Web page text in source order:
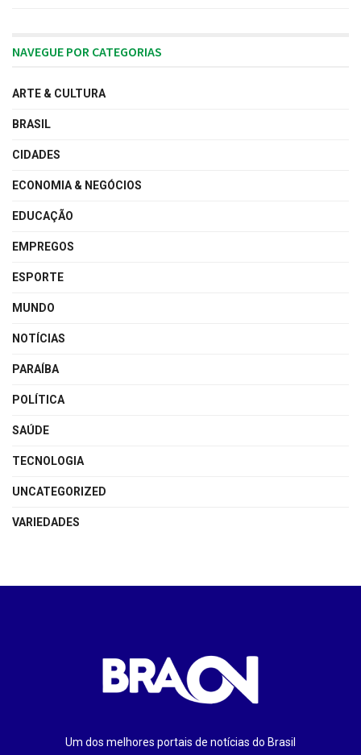
NAVEGUE POR CATEGORIAS
ARTE & CULTURA
BRASIL
CIDADES
ECONOMIA & NEGÓCIOS
EDUCAÇÃO
EMPREGOS
ESPORTE
MUNDO
NOTÍCIAS
PARAÍBA
POLÍTICA
SAÚDE
TECNOLOGIA
UNCATEGORIZED
VARIEDADES
Um dos melhores portais de notícias do Brasil